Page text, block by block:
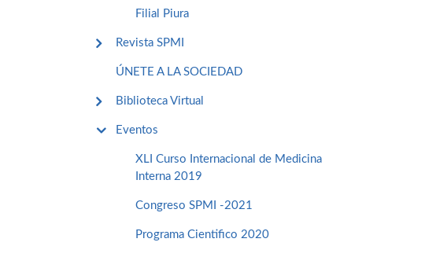
Filial Piura
Revista SPMI
ÚNETE A LA SOCIEDAD
Biblioteca Virtual
Eventos
XLI Curso Internacional de Medicina
Interna 2019
Congreso SPMI -2021
Programa Cientifico 2020